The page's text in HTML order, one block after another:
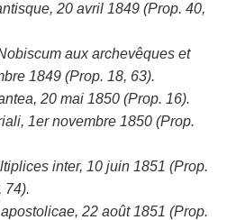
20 avril 1849 (Prop. 40,
aux archevêques et
1849 (Prop. 18, 63).
20 mai 1850 (Prop. 16).
1er novembre 1850 (Prop.
inter, 10 juin 1851 (Prop.
74).
22 août 1851 (Prop.